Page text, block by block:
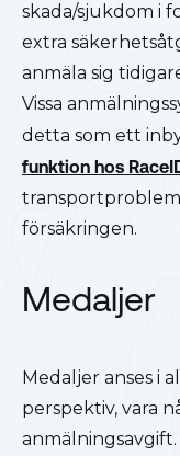
skada/sjukdom i
extra
anmäla sig
Vissa
detta som ett
funktion hos
försäkringen.
Medaljer
Medaljer anses i
perspektiv, vara